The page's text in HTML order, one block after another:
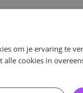
om je ervaring te
alle cookies in